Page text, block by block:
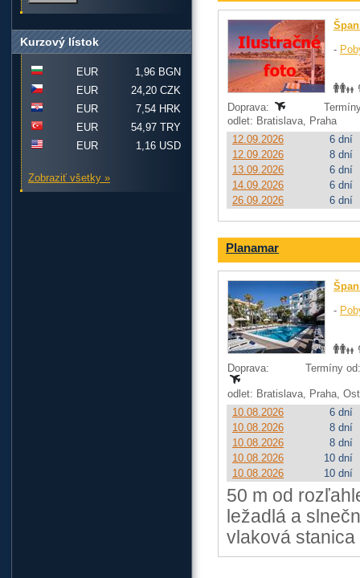
-
Doprava:
odlet: Bratislava, Praha
12.09.2026
6 dní
12.09.2026
8 dní
13.09.2026
6 dní
14.09.2026
6 dní
26.09.2026
6 dní
Planamar
-
Doprava: Termíny
odlet: Bratislava, Praha,
10.08.2026
6 dní
10.08.2026
8 dní
10.08.2026
8 dní
10.08.2026
10 dní
10.08.2026
10 dní
50 m od
ležadlá a
vlaková
Kurzový lístok
EUR
1,96 BGN
EUR
24,20 CZK
EUR
7,54 HRK
EUR
54,97 TRY
EUR
1,16 USD
Zobraziť všetky »